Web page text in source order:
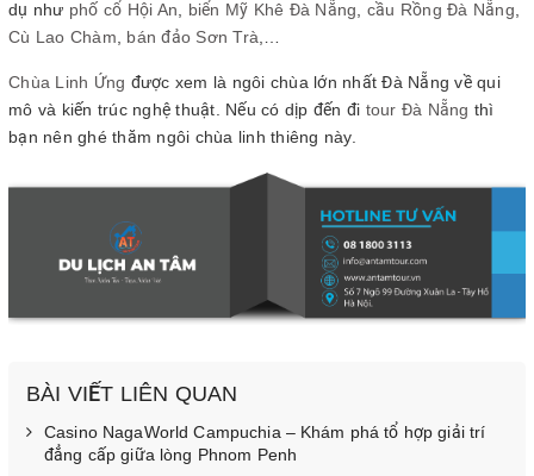
dụ như phố cổ Hội An biển Mỹ Khê Đà Nẵng cầu Rồng Đà Nẵng
Cù Lao Chàm
bán đảo Sơn Trà
Chùa Linh Ứng được xem là ngôi chùa lớn nhất Đà Nẵng về qui
mô và kiến trúc nghệ thuật. Nếu có dịp đến đi tour Đà Nẵng thì
bạn nên ghé thăm ngôi chùa linh thiêng này.
BÀI VIẾT LIÊN QUAN
Casino NagaWorld Campuchia – Khám phá tổ hợp giải trí
đẳng cấp giữa lòng Phnom Penh